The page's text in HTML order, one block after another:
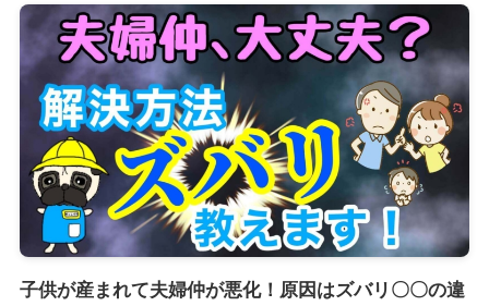
子供が産まれて夫婦仲が悪化！原因はズバリ〇〇の違